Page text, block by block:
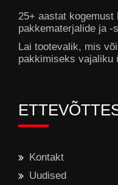
25+ aastat kogemust
pakkematerjalide ja -
Lai tootevalik, mis
pakkimiseks vajaliku
Kontakt
Uudised